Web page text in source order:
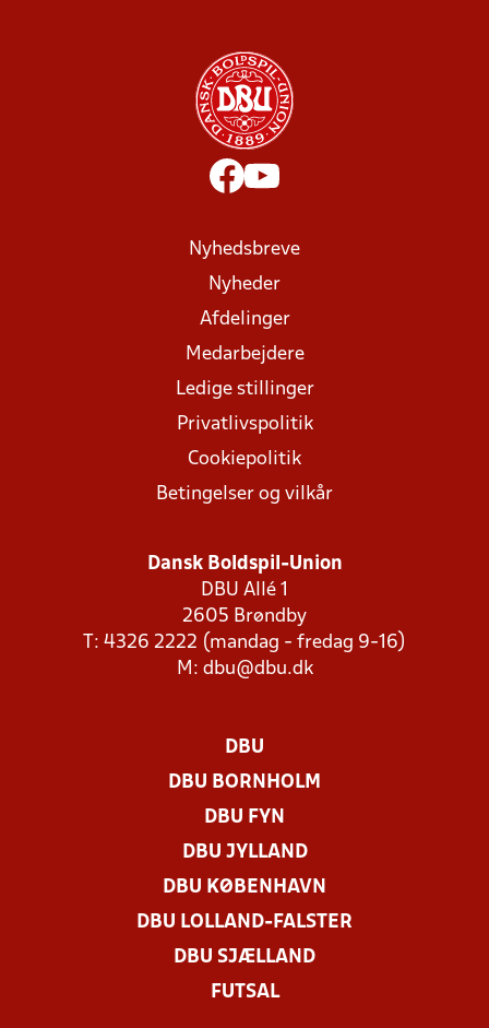
Nyhedsbreve
Nyheder
Afdelinger
Medarbejdere
Ledige stillinger
Privatlivspolitik
Cookiepolitik
Betingelser og vilkår
Dansk Boldspil-Union
DBU Allé 1
2605 Brøndby
T: 4326 2222 (mandag - fredag 9-16)
M: dbu@dbu.dk
DBU
DBU BORNHOLM
DBU FYN
DBU JYLLAND
DBU KØBENHAVN
DBU LOLLAND-FALSTER
DBU SJÆLLAND
FUTSAL